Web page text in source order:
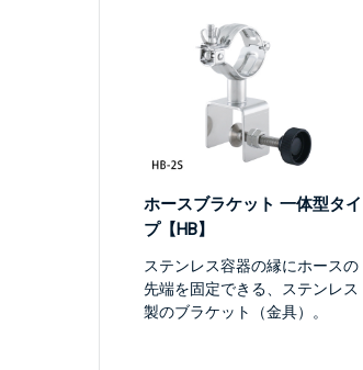
ホースブラケット 一体型タイ
プ【HB】
ステンレス容器の縁にホースの
先端を固定できる、ステンレス
製のブラケット（金具）。